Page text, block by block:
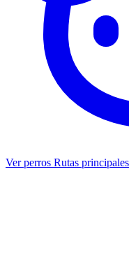
Ver perros Rutas